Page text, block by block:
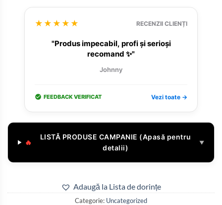
★★★★★ RECENZII CLIENȚI
"Produs impecabil, profi și serioși
recomand ✨"
Johnny
FEEDBACK VERIFICAT Vezi toate →
🔥
LISTĂ PRODUSE CAMPANIE (Apasă pentru
detalii)
▼
Adaugă la Lista de dorințe
Categorie: Uncategorized